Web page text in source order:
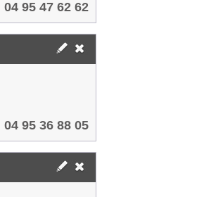
04 95 47 62 62
04 95 36 88 05